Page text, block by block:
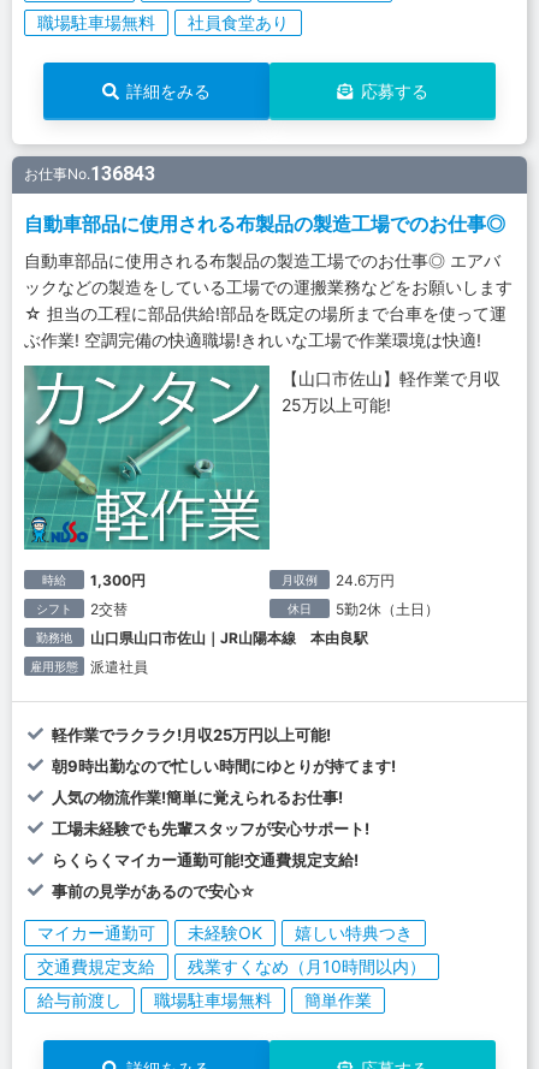
職場駐車場無料
社員食堂あり
詳細をみる 応募する
お仕事No.136843
自動車部品に使用される布製品の製造工場でのお仕事◎
自動車部品に使用される布製品の製造工場でのお仕事◎ エアバ
ックなどの製造をしている工場での運搬業務などをお願いします
☆ 担当の工程に部品供給!部品を既定の場所まで台車を使って運
ぶ作業! 空調完備の快適職場!きれいな工場で作業環境は快適!
【山口市佐山】軽作業で月収
25万以上可能!
時給 1,300円 月収例 24.6万円
シフト 2交替 休日 5勤2休（土日）
勤務地 山口県山口市佐山｜JR山陽本線 本由良駅
雇用形態 派遣社員
軽作業でラクラク!月収25万円以上可能!
朝9時出勤なので忙しい時間にゆとりが持てます!
人気の物流作業!簡単に覚えられるお仕事!
工場未経験でも先輩スタッフが安心サポート!
らくらくマイカー通勤可能!交通費規定支給!
事前の見学があるので安心☆
マイカー通勤可 未経験OK
嬉しい特典つき
交通費規定支給
残業すくなめ（月10時間以内）
給与前渡し
職場駐車場無料 簡単作業